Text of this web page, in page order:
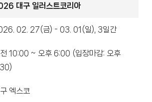
대구 일러스트코리아
02. 27(금) - 03. 01(일), 3일간
10:00 ~ 오후 6:00 (입장마감: 오후
엑스코